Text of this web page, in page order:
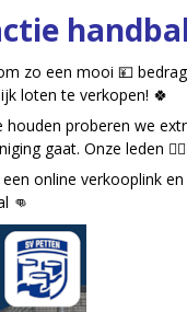
zo een mooi 💴
loten te verkopen! 🍀
proberen we
gaat. Onze leden
online verkooplink
👊